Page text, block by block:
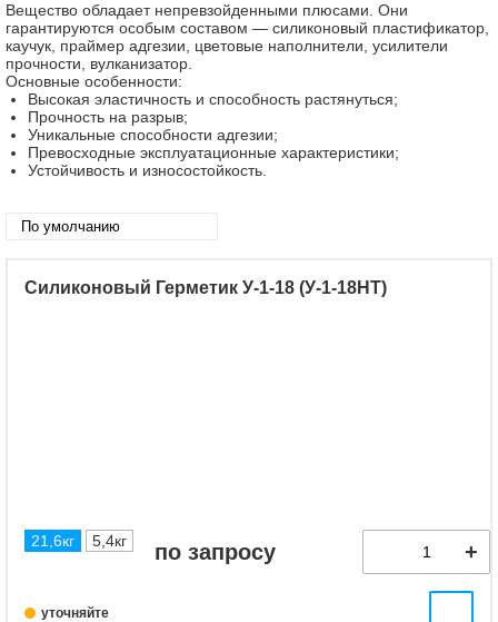
Вещество обладает непревзойденными плюсами. Они
гарантируются особым составом — силиконовый пластификатор,
каучук, праймер адгезии, цветовые наполнители, усилители
прочности, вулканизатор.
Основные особенности:
Высокая эластичность и способность растянуться;
Прочность на разрыв;
Уникальные способности адгезии;
Превосходные эксплуатационные характеристики;
Устойчивость и износостойкость.
Силиконовый Герметик У-1-18 (У-1-18НТ)
уточняйте
21,6кг 5,4кг по запросу